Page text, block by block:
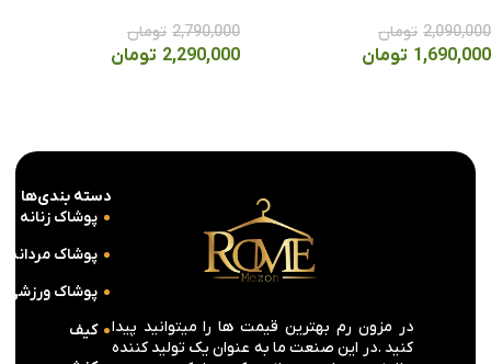
2,090,000 تومان
1,690,000 تومان
2,790,000 تومان
2,290,000 تومان
در مزون رم بهترین قیمت ها را میتوانید پیدا
کنید .در این صنعت ما به عنوان یک تولید کننده
دسته بندی‌ها
پوشاک زنانه
پوشاک مردانه
پوشاک ورزشی
کیف